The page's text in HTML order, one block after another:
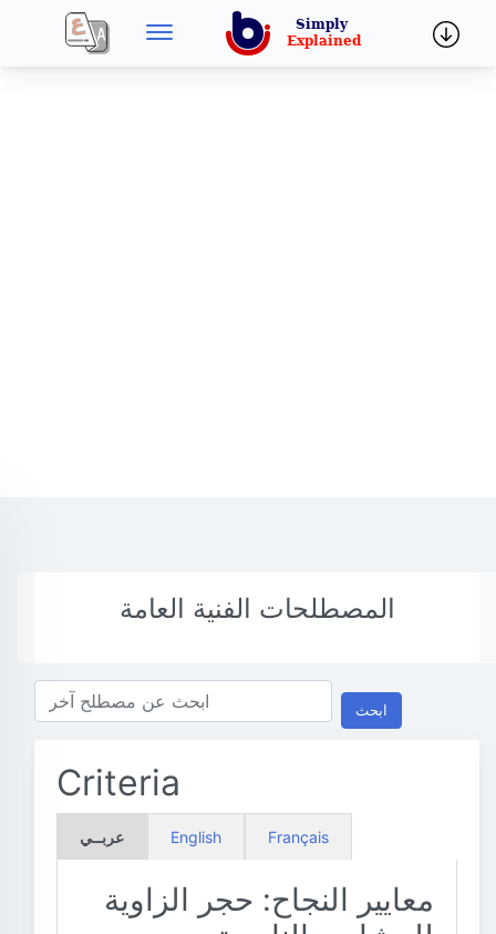
المصطلحات الفنية العامة
ابحث
Criteria
عربــي English Français
معايير النجاح: حجر الزاوية